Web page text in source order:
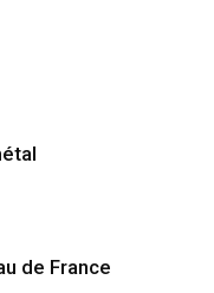
de France